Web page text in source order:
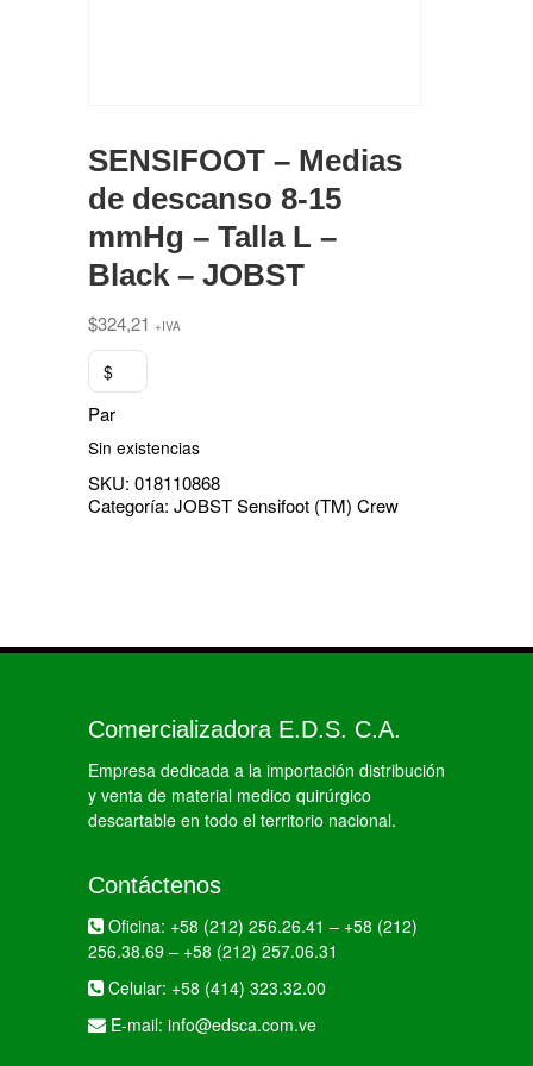
SENSIFOOT – Medias
de descanso 8-15
mmHg – Talla L –
Black – JOBST
$324,21 +IVA
$
Par
Sin existencias
SKU: 018110868
Categoría: JOBST Sensifoot (TM) Crew
Comercializadora E.D.S. C.A.
Empresa dedicada a la importación distribución
y venta de material medico quirúrgico
descartable en todo el territorio nacional.
Contáctenos
Oficina: +58 (212) 256.26.41 – +58 (212)
256.38.69 – +58 (212) 257.06.31
Celular: +58 (414) 323.32.00
E-mail: info@edsca.com.ve